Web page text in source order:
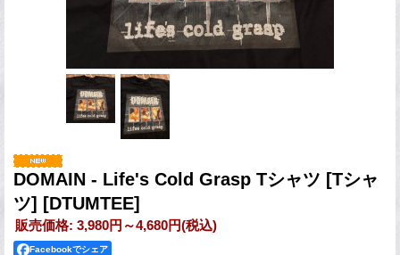
DOMAIN - Life's Cold Grasp Tシャツ [Tシャ
ツ] [DTUMTEE]
販売価格: 3,980円～4,680円(税込)
Facebookでシェア